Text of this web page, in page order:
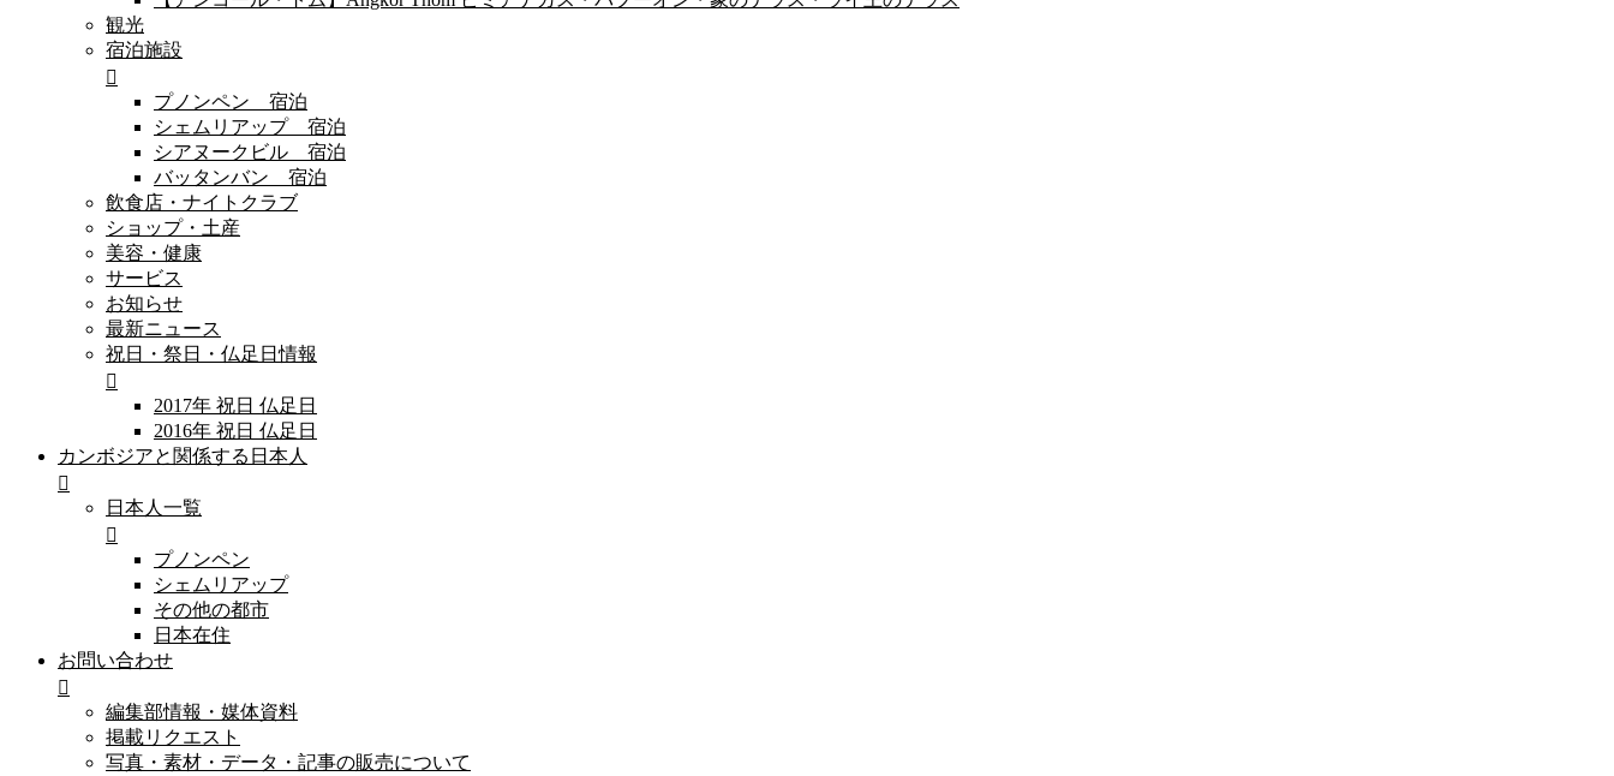
観光
宿泊施設
プノンペン 宿泊
シェムリアップ 宿泊
シアヌークビル 宿泊
バッタンバン 宿泊
飲食店・ナイトクラブ
ショップ・土産
美容・健康
サービス
お知らせ
最新ニュース
祝日・祭日・仏足日情報
2017年 祝日 仏足日
2016年 祝日 仏足日
カンボジアと関係する日本人
日本人一覧
プノンペン
シェムリアップ
その他の都市
日本在住
お問い合わせ
編集部情報・媒体資料
掲載リクエスト
写真・素材・データ・記事の販売について